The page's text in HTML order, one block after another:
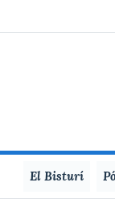
El Bisturí